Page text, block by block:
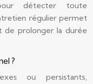
détecter toute
régulier permet
de prolonger la durée
?
ou persistants,